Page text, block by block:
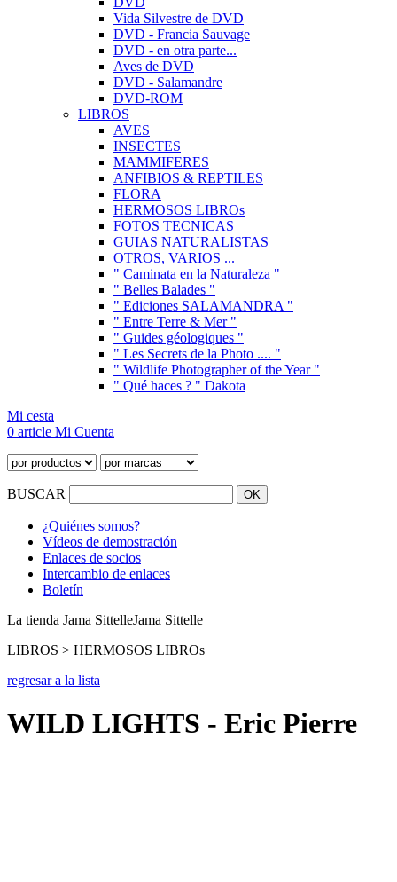
Vida Silvestre de DVD
DVD - Francia Sauvage
DVD - en otra parte...
Aves de DVD
DVD - Salamandre
DVD-ROM
LIBROS
AVES
INSECTES
MAMMIFERES
ANFIBIOS & REPTILES
FLORA
HERMOSOS LIBROs
FOTOS TECNICAS
GUIAS NATURALISTAS
OTROS, VARIOS ...
" Caminata en la Naturaleza "
" Belles Balades "
" Ediciones SALAMANDRA "
" Entre Terre & Mer "
" Guides géologiques "
" Les Secrets de la Photo .... "
" Wildlife Photographer of the Year "
" Qué haces ? " Dakota
Mi cesta
0 article Mi Cuenta
BUSCAR
¿Quiénes somos?
Vídeos de demostración
Enlaces de socios
Intercambio de enlaces
Boletín
La tienda Jama SittelleJama Sittelle
LIBROS > HERMOSOS LIBROs
regresar a la lista
WILD LIGHTS - Eric Pierre